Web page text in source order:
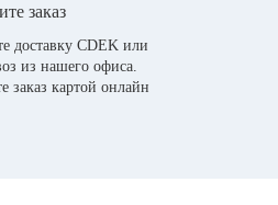
заказ
доставку CDEK или
из нашего офиса.
заказ картой онлайн